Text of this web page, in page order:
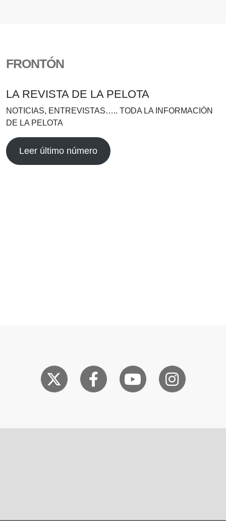
FRONTÓN
LA REVISTA DE LA PELOTA
NOTICIAS, ENTREVISTAS….. TODA LA INFORMACIÓN
DE LA PELOTA
Leer último número